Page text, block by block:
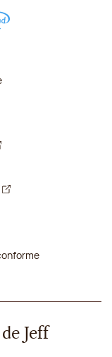
Jeff